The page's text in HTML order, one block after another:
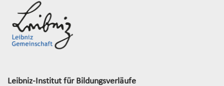
Leibniz-Institut für Bildungsverläufe